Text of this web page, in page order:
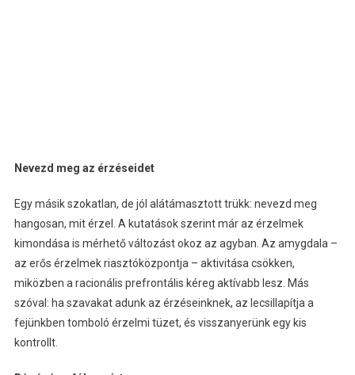
Nevezd meg az érzéseidet
Egy másik szokatlan, de jól alátámasztott trükk: nevezd meg
hangosan, mit érzel. A kutatások szerint már az érzelmek
kimondása is mérhető változást okoz az agyban. Az amygdala –
az erős érzelmek riasztóközpontja – aktivitása csökken,
miközben a racionális prefrontális kéreg aktívabb lesz. Más
szóval: ha szavakat adunk az érzéseinknek, az lecsillapítja a
fejünkben tomboló érzelmi tüzet, és visszanyerünk egy kis
kontrollt.